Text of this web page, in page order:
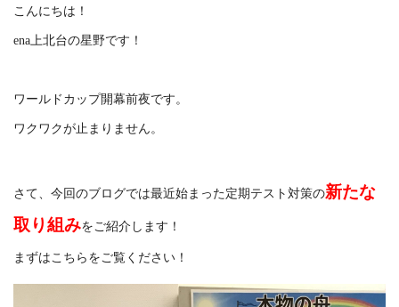
こんにちは！
ena上北台の星野です！
ワールドカップ開幕前夜です。
ワクワクが止まりません。
さて、今回のブログでは最近始まった定期テスト対策の新たな
取り組みをご紹介します！
まずはこちらをご覧ください！